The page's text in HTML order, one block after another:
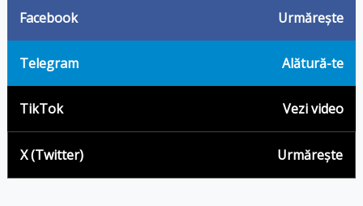
Facebook Urmărește
Telegram Alătură-te
TikTok Vezi video
X (Twitter) Urmărește